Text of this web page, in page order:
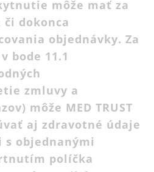
môže mať za
dokonca
objednávky. Za
bode 11.1
zmluvy a
môže MED TRUST
aj zdravotné údaje
objednanými
políčka